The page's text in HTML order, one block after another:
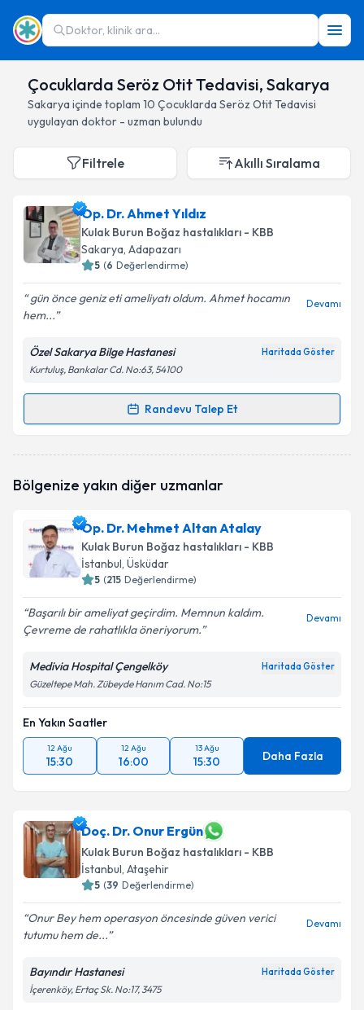
Doktor, klinik ara...
Çocuklarda Seröz Otit Tedavisi, Sakarya
Sakarya içinde toplam 10 Çocuklarda Seröz Otit Tedavisi
uygulayan doktor - uzman bulundu
Filtrele Akıllı Sıralama
Op. Dr. Ahmet Yıldız
Kulak Burun Boğaz hastalıkları - KBB
Sakarya, Adapazarı
5 (6 Değerlendirme)
gün önce geniz eti ameliyatı oldum. Ahmet hocamın
hem...
Devamı
Özel Sakarya Bilge Hastanesi Haritada Göster
Kurtuluş, Bankalar Cd. No:63, 54100
Randevu Talep Et
Randevu Takvimi Talebi
oluşturun. Size bu uzmandan randevu almanız için bir
E-posta Adresiniz
Kişisel verilerimin işlenmesine ilişkinAydınlatma
Metni'ni okudum ve kişisel verilerimin belirtilen
Bölgenize yakın diğer uzmanlar
Op. Dr. Mehmet Altan Atalay
Kulak Burun Boğaz hastalıkları - KBB
İstanbul, Üsküdar
5 (215 Değerlendirme)
Başarılı bir ameliyat geçirdim. Memnun kaldım.
Çevreme de rahatlıkla öneriyorum.
Devamı
Medivia Hospital Çengelköy Haritada Göster
Güzeltepe Mah. Zübeyde Hanım Cad. No:15
En Yakın Saatler
12 Ağu
15:30
12 Ağu
16:00
13 Ağu
15:30 Daha Fazla
Doç. Dr. Onur Ergün
Kulak Burun Boğaz hastalıkları - KBB
İstanbul, Ataşehir
5 (39 Değerlendirme)
Onur Bey hem operasyon öncesinde güven verici
tutumu hem de...
Devamı
Bayındır Hastanesi Haritada Göster
İçerenköy, Ertaç Sk. No:17, 3475